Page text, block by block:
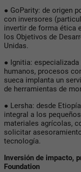
● GoParity: de origen
con inversores
invertir de forma ética
los Objetivos de
Unidas.
● Ignitia:
humanos, procesos
sueca implanta un
de herramientas de
● Lersha: desde
integral a los
materiales agrícolas,
solicitar
tecnología.
Inversión de impacto,
Foundation